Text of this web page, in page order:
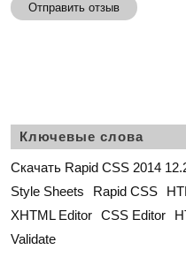
Отправить отзыв
Ключевые слова
Скачать Rapid CSS 2014
Style Sheets
Rapid CSS
XHTML Editor CSS Editor
Validate